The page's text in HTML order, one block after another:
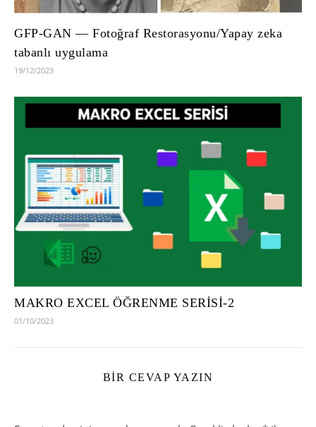
GFP-GAN — Fotoğraf Restorasyonu/Yapay zeka
tabanlı uygulama
19/12/2023
MAKRO EXCEL ÖĞRENME SERİSİ-2
01/10/2023
BIR CEVAP YAZIN